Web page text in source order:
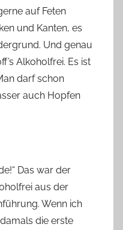
auf Feten
und Kanten, es
Und genau
Alkoholfrei. Es ist
darf schon
auch Hopfen
Das war der
aus der
Wenn ich
die erste